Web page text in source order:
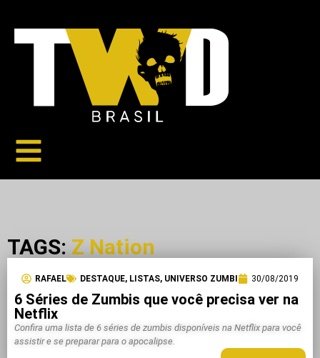
TAGS: Z Nation
RAFAEL DESTAQUE, LISTAS, UNIVERSO ZUMBI 30/08/2019
6 Séries de Zumbis que você precisa ver na
Netflix
Confira uma lista de 6 séries de zumbis disponíveis na Netflix para você
assistir e se preparar para o apocalipse.